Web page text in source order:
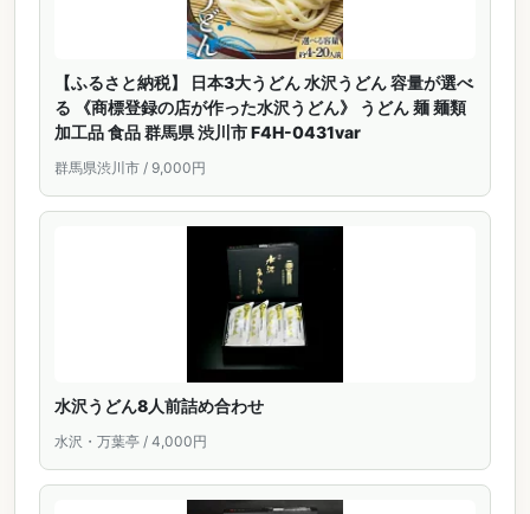
【ふるさと納税】 日本3大うどん 水沢うどん 容量が選べ
る 《商標登録の店が作った水沢うどん》 うどん 麺 麺類
加工品 食品 群馬県 渋川市 F4H-0431var
群馬県渋川市 / 9,000円
水沢うどん8人前詰め合わせ
水沢・万葉亭 / 4,000円